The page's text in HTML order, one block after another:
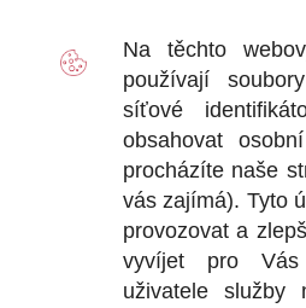
Na těchto
používají
síťové
obsahovat
procházíte naše
vás zajímá). Tyto
provozovat a
vyvíjet pro
uživatele služby